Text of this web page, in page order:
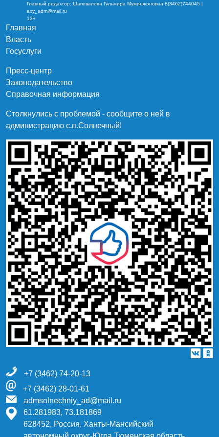
Главный редактор: Шаповалова Гульмира Муминжоновна 8(3462)744045 |
axy_adm@mail.ru
12+
Главная
Власть
Госуслуги
Пресс-центр
Законодательство
Справочная информация
Столкнулись с проблемой - сообщите о ней в
администрацию c.п.Солнечный!
+7 (3462) 74-20-13
+7 (3462) 28-01-61
admsolnechniy_ad@mail.ru
61.281983, 73.181869
628452, Россия, Ханты-Мансийский